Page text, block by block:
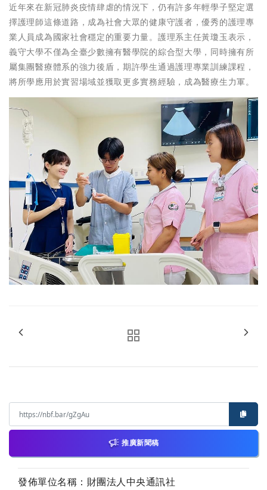
近年來在新冠肺炎疫情肆虐的情況下，仍有許多年輕學子堅定選
擇護理師這條道路，成為社會大眾的健康守護者，優秀的護理專
業人員成為國家社會穩定的重要力量。護理系主任黃瓊玉表示，
義守大學不僅為全臺少數擁有醫學院的綜合型大學，同時擁有所
屬集團醫療體系的強力後盾，期許學生通過護理專業訓練課程，
將所學應用於實習場域並獲取更多實務經驗，成為醫療生力軍。
推廣新聞稿
發佈單位名稱：財團法人中央通訊社